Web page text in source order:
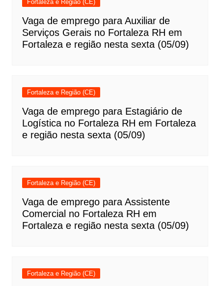
Fortaleza e Região (CE)
Vaga de emprego para Auxiliar de
Serviços Gerais no Fortaleza RH em
Fortaleza e região nesta sexta (05/09)
Fortaleza e Região (CE)
Vaga de emprego para Estagiário de
Logística no Fortaleza RH em Fortaleza
e região nesta sexta (05/09)
Fortaleza e Região (CE)
Vaga de emprego para Assistente
Comercial no Fortaleza RH em
Fortaleza e região nesta sexta (05/09)
Fortaleza e Região (CE)